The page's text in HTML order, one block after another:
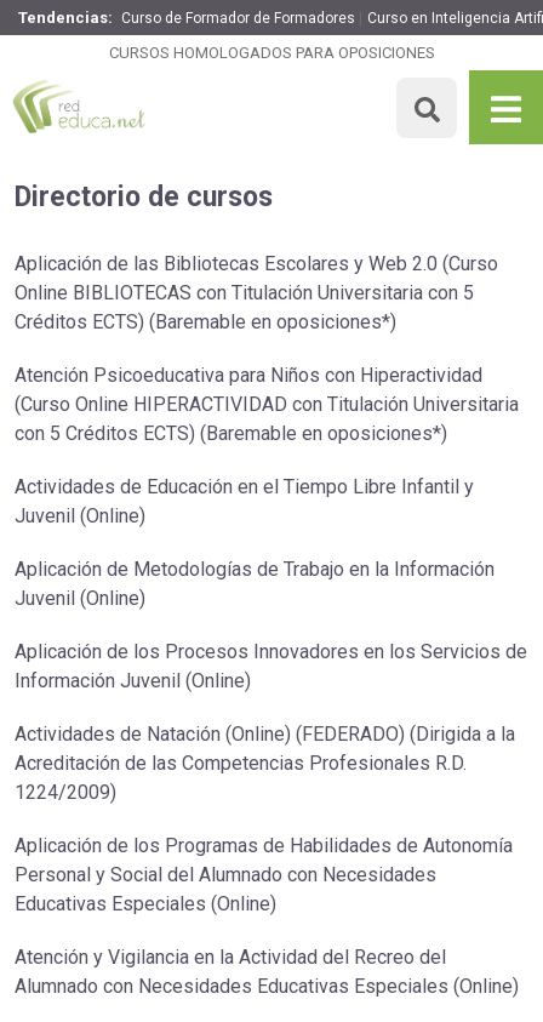
Tendencias: Curso de Formador de Formadores Curso en Inteligencia
CURSOS HOMOLOGADOS PARA OPOSICIONES
Directorio de cursos
Aplicación de las Bibliotecas Escolares y Web 2.0 (Curso
Online BIBLIOTECAS con Titulación Universitaria con 5
Créditos ECTS) (Baremable en oposiciones*)
Atención Psicoeducativa para Niños con Hiperactividad
(Curso Online HIPERACTIVIDAD con Titulación Universitaria
con 5 Créditos ECTS) (Baremable en oposiciones*)
Actividades de Educación en el Tiempo Libre Infantil y
Juvenil (Online)
Aplicación de Metodologías de Trabajo en la Información
Juvenil (Online)
Aplicación de los Procesos Innovadores en los Servicios de
Información Juvenil (Online)
Actividades de Natación (Online) (FEDERADO) (Dirigida a la
Acreditación de las Competencias Profesionales R.D.
1224/2009)
Aplicación de los Programas de Habilidades de Autonomía
Personal y Social del Alumnado con Necesidades
Educativas Especiales (Online)
Atención y Vigilancia en la Actividad del Recreo del
Alumnado con Necesidades Educativas Especiales (Online)